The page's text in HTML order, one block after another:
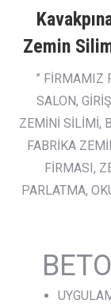
Zemin
” FİRMAMIZ
SALON,
ZEMİNİ SİLİMİ,
FABRİKA
FİRMASI,
PARLATMA,